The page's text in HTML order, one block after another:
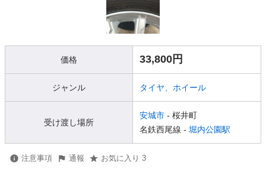
価格 33,800円
ジャンル タイヤ、ホイール
受け渡し場所
安城市 - 桜井町
名鉄西尾線 - 堀内公園駅
注意事項 通報 お気に入り 3